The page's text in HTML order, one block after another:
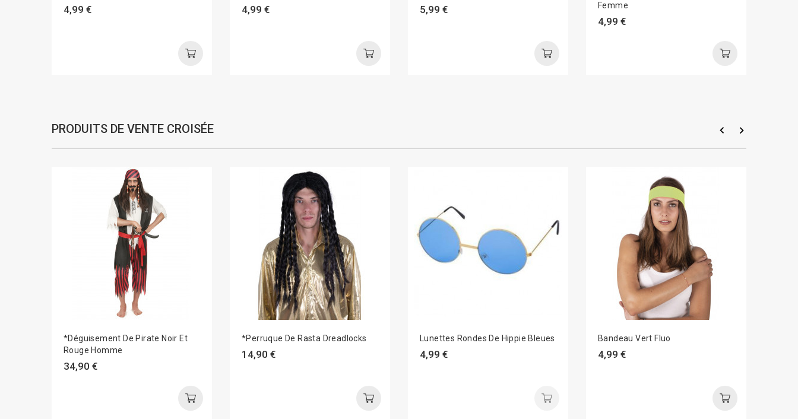
4,99 € 4,99 € 5,99 €
Femme
4,99 €
PRODUITS DE VENTE CROISÉE
*Déguisement De Pirate Noir Et
Rouge Homme
34,90 €
*Perruque De Rasta Dreadlocks
14,90 €
Lunettes Rondes De Hippie Bleues
4,99 €
Bandeau Vert Fluo
4,99 €